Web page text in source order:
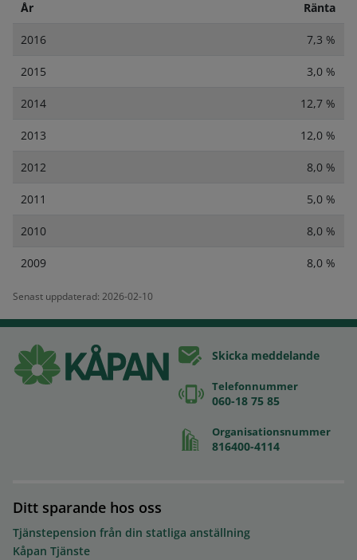
År Ränta
2016 7,3 %
2015 3,0 %
2014 12,7 %
2013 12,0 %
2012 8,0 %
2011 5,0 %
2010 8,0 %
2009 8,0 %
Senast uppdaterad: 2026-02-10
Skicka meddelande
Telefonnummer
060-18 75 85
Organisationsnummer
816400-4114
Ditt sparande hos oss
Tjänstepension från din statliga anställning
Kåpan Tjänste